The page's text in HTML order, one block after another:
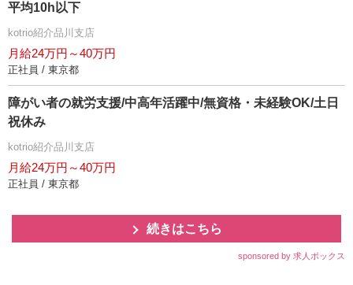
平均10h以下
kotrio紹介品川支店
月給24万円～40万円
正社員 / 東京都
障がい者の就労支援/中高年活躍中/無資格・未経験OK/土日
祝休み
kotrio紹介品川支店
月給24万円～40万円
正社員 / 東京都
続きはこちら
sponsored by 求人ボックス